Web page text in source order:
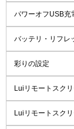
パワーオフUSB充
バッテリ・リフレ
彩りの設定
Luiリモートスク
Luiリモートスク